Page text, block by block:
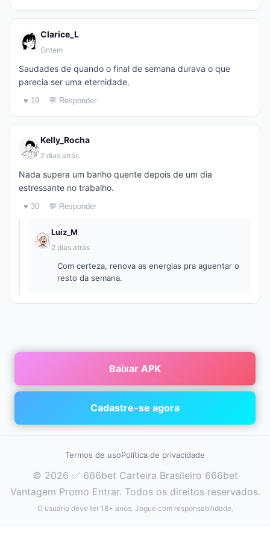
Clarice_L
Ontem
Saudades de quando o final de semana durava o que
parecia ser uma eternidade.
♥ 19 💬 Responder
Kelly_Rocha
2 dias atrás
Nada supera um banho quente depois de um dia
estressante no trabalho.
♥ 30 💬 Responder
Luiz_M
2 dias atrás
Com certeza, renova as energias pra aguentar o
resto da semana.
Baixar APK
Cadastre-se agora
Termos de usoPolítica de privacidade
© 2026 ✅ 666bet Carteira Brasileiro 666bet
Vantagem Promo Entrar. Todos os direitos reservados.
O usuário deve ter 18+ anos. Jogue com responsabilidade.